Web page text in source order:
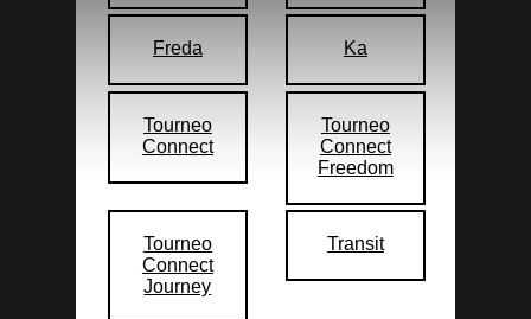
Freda Ka
Tourneo
Connect
Tourneo
Connect
Freedom
Tourneo
Connect
Journey
Transit